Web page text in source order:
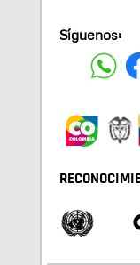
Síguenos: